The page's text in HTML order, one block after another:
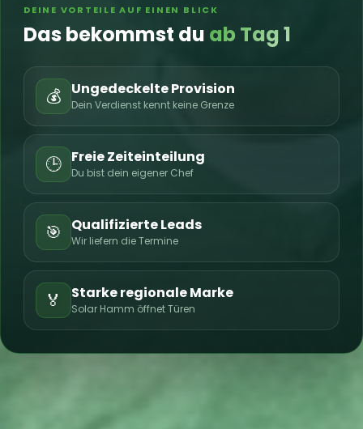
DEINE VORTEILE AUF EINEN BLICK
Das bekommst du ab Tag 1
💰 Ungedeckelte Provision
Dein Verdienst kennt keine Grenze
🕒 Freie Zeiteinteilung
Du bist dein eigener Chef
🎯 Qualifizierte Leads
Wir liefern die Termine
🏅 Starke regionale Marke
Solar Hamm öffnet Türen